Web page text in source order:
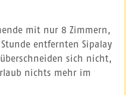
mit nur 8 Zimmern,
entfernten Sipalay
sich nicht,
nichts mehr im